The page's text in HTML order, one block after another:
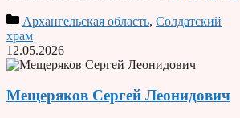
Архангельская область, Солдатский
храм
12.05.2026
Мещеряков Сергей Леонидович